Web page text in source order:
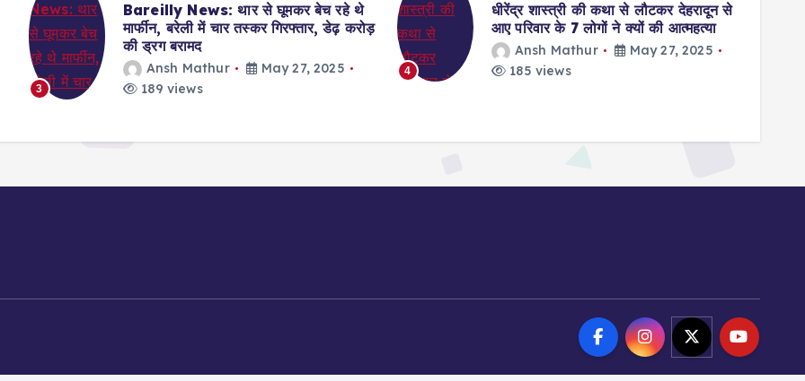
4
धीरेंद्र शास्त्री की कथा से लौटकर देहरादून से
आए परिवार के 7 लोगों ने क्यों की आत्महत्या
Ansh Mathur
185 views
Rating Zoom Free trial offer Instead of
Giving The Bank card Info Pro Campaigns
waseem May 27, 2025 147 views